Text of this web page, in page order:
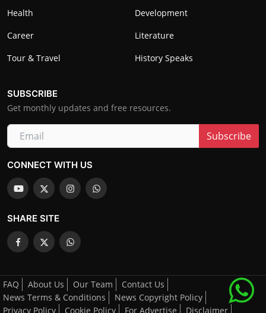
Health
Development
Career
Literature
Tour & Travel
History Speaks
SUBSCRIBE
Get monthly updates and free resources.
Subscribe
CONNECT WITH US
SHARE SITE
FAQ About Us Our Team
Contact Us
News Terms & Conditions
News Copyright Policy
Privacy Policy
Cookie Policy For Advertise Disclaimer